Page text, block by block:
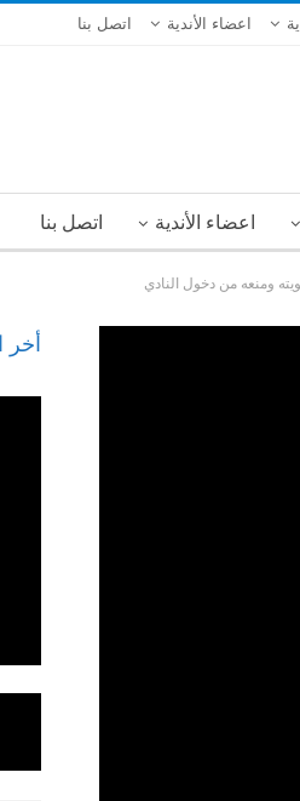
اعضاء الأندية اتصل بنا
اعضاء الأندية اتصل بنا
ومنعه من دخول النادي
أخر